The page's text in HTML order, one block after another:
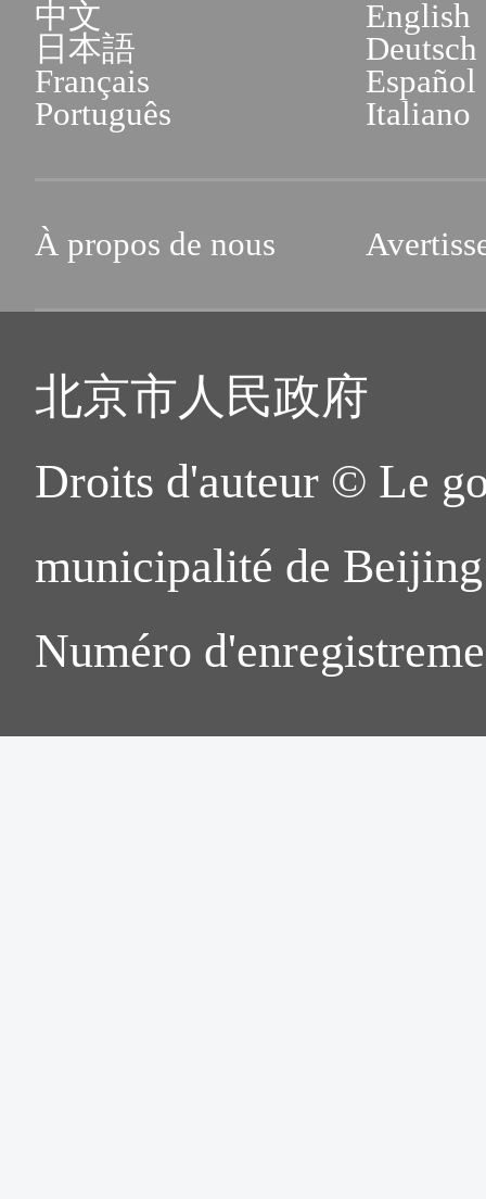
中文
English
日本語
Deutsch
Français
Español
Português
Italiano
À propos de nous
北京市人民政府
Droits d'auteur © Le
municipalité de
Numéro